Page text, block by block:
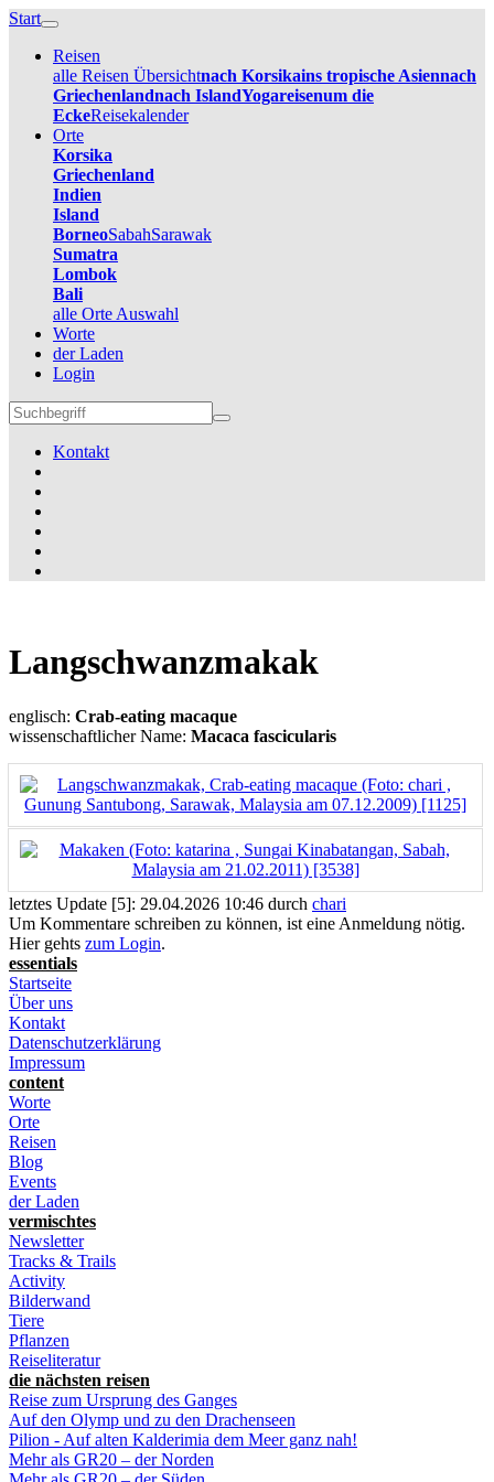
Start
Reisen
alle Reisen Übersichtnach Korsikains tropische Asiennach
Griechenlandnach IslandYogareisenum die
EckeReisekalender
Orte
Korsika
Griechenland
Indien
Island
BorneoSabahSarawak
Sumatra
Lombok
Bali
alle Orte Auswahl
Worte
der Laden
Login
Kontakt
Langschwanzmakak
englisch: Crab-eating macaque
wissenschaftlicher Name: Macaca fascicularis
letztes Update [5]: 29.04.2026 10:46 durch chari
Um Kommentare schreiben zu können, ist eine Anmeldung nötig.
Hier gehts zum Login.
essentials
Startseite
Über uns
Kontakt
Datenschutzerklärung
Impressum
content
Worte
Orte
Reisen
Blog
Events
der Laden
vermischtes
Newsletter
Tracks & Trails
Activity
Bilderwand
Tiere
Pflanzen
Reiseliteratur
die nächsten reisen
Reise zum Ursprung des Ganges
Auf den Olymp und zu den Drachenseen
Pilion - Auf alten Kalderimia dem Meer ganz nah!
Mehr als GR20 – der Norden